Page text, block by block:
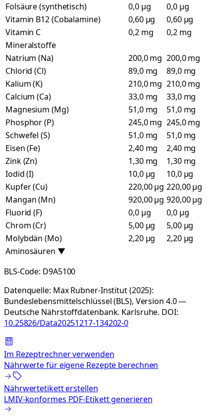
Folsäure (synthetisch)
0,0 µg
0,0 µg
Vitamin B12 (Cobalamine)
0,60 µg
0,60 µg
Vitamin C
0,2 mg
0,2 mg
Mineralstoffe
Natrium (Na)
200,0 mg 200,0 mg
Chlorid (Cl)
89,0 mg
89,0 mg
Kalium (K)
210,0 mg 210,0 mg
Calcium (Ca)
33,0 mg
33,0 mg
Magnesium (Mg)
51,0 mg
51,0 mg
Phosphor (P)
245,0 mg 245,0 mg
Schwefel (S)
51,0 mg
51,0 mg
Eisen (Fe)
2,40 mg
2,40 mg
Zink (Zn)
1,30 mg
1,30 mg
Iodid (I)
10,0 µg
10,0 µg
Kupfer (Cu)
220,00 µg 220,00 µg
Mangan (Mn)
920,00 µg 920,00 µg
Fluorid (F)
0,0 µg
0,0 µg
Chrom (Cr)
5,00 µg
5,00 µg
Molybdän (Mo)
2,20 µg
2,20 µg
Aminosäuren ▼
BLS-Code: D9A5100
Datenquelle: Max Rubner-Institut (2025):
Bundeslebensmittelschlüssel (BLS), Version 4.0 —
Deutsche Nährstoffdatenbank. Karlsruhe. DOI:
10.25826/Data20251217-134202-0
Im Rezeptrechner verwenden
Nährwerte für eigene Rezepte berechnen
Nährwertetikett erstellen
LMIV-konformes PDF-Etikett generieren